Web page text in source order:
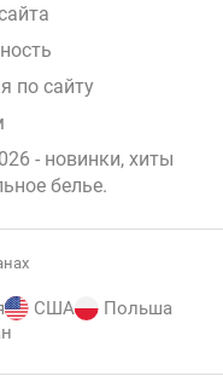
по сайту
- новинки, хиты
белье.
США
Польша